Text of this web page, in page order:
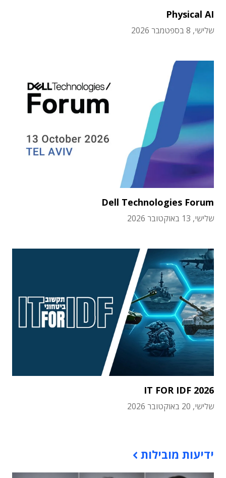
Physical AI
שלישי, 8 בספטמבר 2026
Dell Technologies Forum
שלישי, 13 באוקטובר 2026
IT FOR IDF 2026
שלישי, 20 באוקטובר 2026
ידיעות מובילות